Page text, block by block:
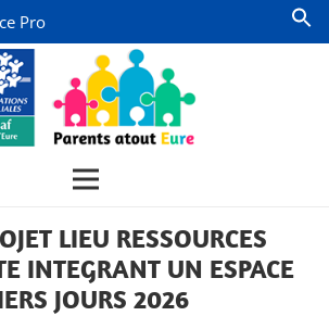
Pro
LIEU RESSOURCES
INTEGRANT UN ESPACE
JOURS 2026